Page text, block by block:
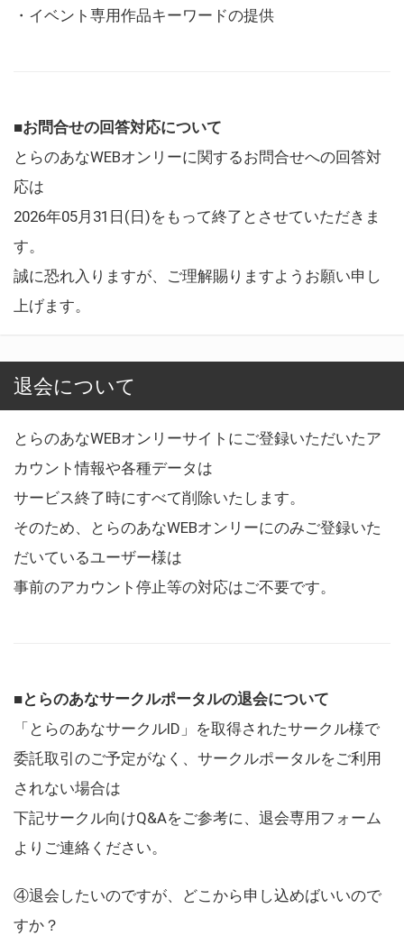
・イベント専用作品キーワードの提供
■お問合せの回答対応について
とらのあなWEBオンリーに関するお問合せへの回答対
応は
2026年05月31日(日)をもって終了とさせていただきま
す。
誠に恐れ入りますが、ご理解賜りますようお願い申し
上げます。
退会について
とらのあなWEBオンリーサイトにご登録いただいたア
カウント情報や各種データは
サービス終了時にすべて削除いたします。
そのため、とらのあなWEBオンリーにのみご登録いた
だいているユーザー様は
事前のアカウント停止等の対応はご不要です。
■とらのあなサークルポータルの退会について
「とらのあなサークルID」を取得されたサークル様で
委託取引のご予定がなく、サークルポータルをご利用
されない場合は
下記サークル向けQ&Aをご参考に、退会専用フォーム
よりご連絡ください。
④退会したいのですが、どこから申し込めばいいので
すか？